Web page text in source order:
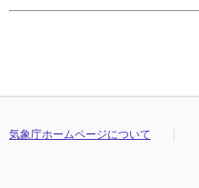
気象庁ホームページについて